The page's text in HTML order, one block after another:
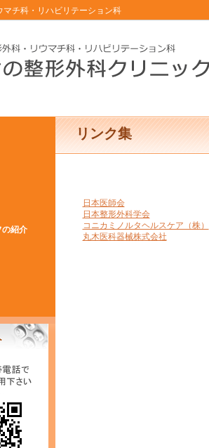
チ科・リハビリテーション科
リンク集
日本医師会
日本整形外科学会
コニカミノルタヘルスケア（株）
丸木医科器械株式会社
の紹介